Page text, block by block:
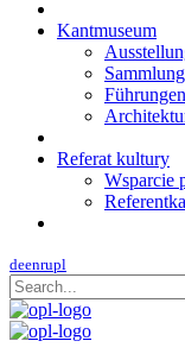
Kantmuseum
Sammlung
Führungen
Referat kultury
Wsparcie
deenrupl